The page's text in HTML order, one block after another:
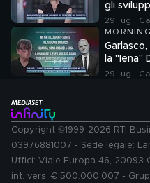
gli
29 lug |
la "Iena"
29 lug |
Copyright ©1999-2026 RTI
03976881007 - Sede legale:
Uffici: Viale Europa 46, 20093
int. vers. € 500.000.007 -